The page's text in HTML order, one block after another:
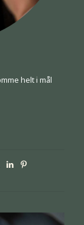
helt i mål